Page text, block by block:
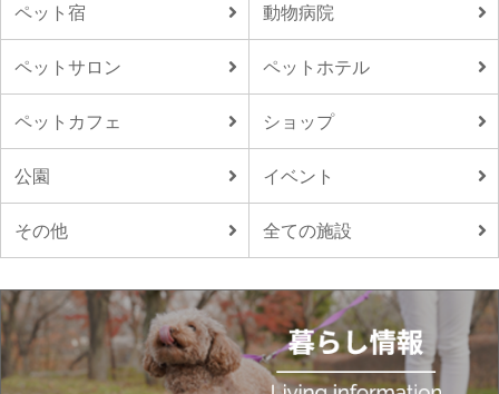
ペット宿 動物病院
ペットサロン ペットホテル
ペットカフェ ショップ
公園 イベント
その他 全ての施設